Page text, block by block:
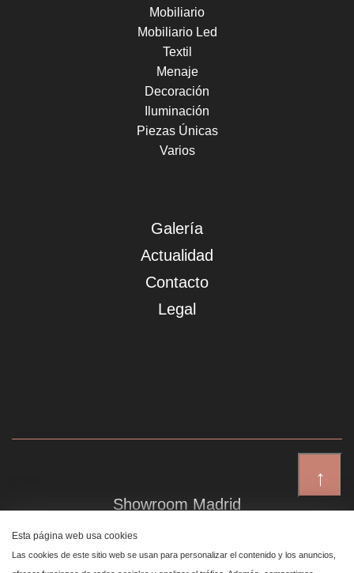
↑
Mobiliario
Mobiliario Led
Textil
Menaje
Decoración
Iluminación
Piezas Únicas
Varios
Galería
Actualidad
Contacto
Legal
Showroom Madrid
Plaza de Canalejas 6, 4 izq
Centro, 28014 Madrid
Esta página web usa cookies
Las cookies de este sitio web se usan para personalizar el contenido y los anuncios,